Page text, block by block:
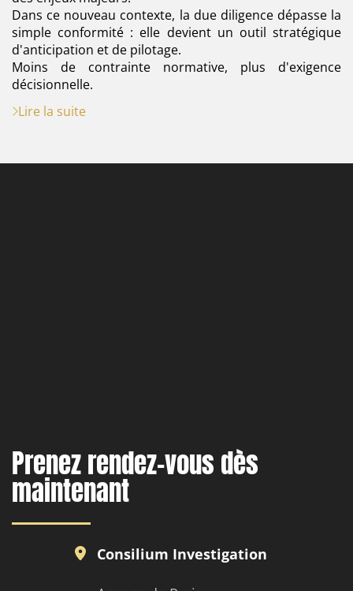
Dans ce nouveau contexte, la due diligence dépasse la
simple conformité : elle devient un outil stratégique
d'anticipation et de pilotage.
Moins de contrainte normative, plus d'exigence
décisionnelle.
Lire la suite
Prenez rendez-vous dès
maintenant
Consilium Investigation